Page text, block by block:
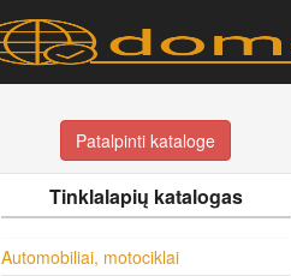
Patalpinti kataloge
Tinklalapių katalogas
Automobiliai, motociklai